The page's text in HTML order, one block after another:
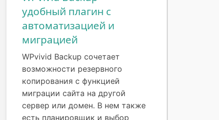
удобный плагин с
автоматизацией и
миграцией
WPvivid Backup сочетает
возможности резервного
копирования с функцией
миграции сайта на другой
сервер или домен. В нем также
есть планировщик и выбор